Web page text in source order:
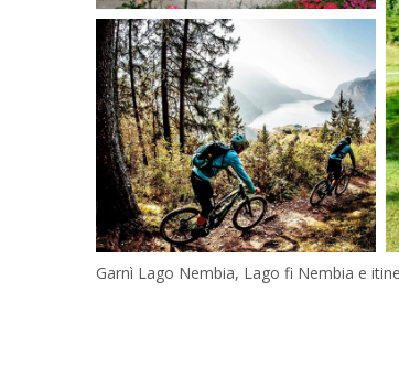
Garnì Lago Nembia, Lago fi Nembia e